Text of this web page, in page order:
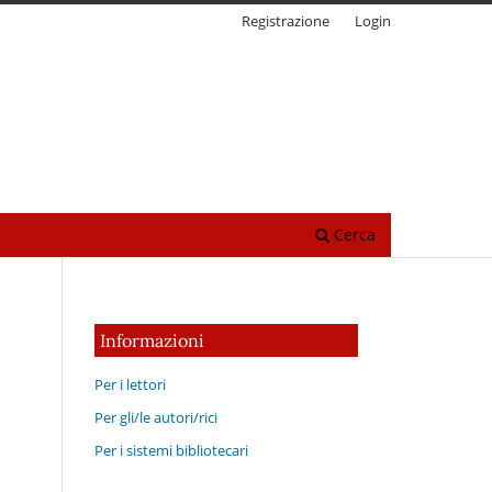
Cerca
Registrazione Login
Informazioni
Per i lettori
Per gli/le autori/rici
Per i sistemi bibliotecari